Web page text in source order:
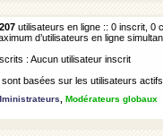
207 utilisateurs en ligne :: 0 inscrit, 0
d’utilisateurs en ligne
: Aucun utilisateur inscrit
basées sur les utilisateurs
Modérateurs globaux